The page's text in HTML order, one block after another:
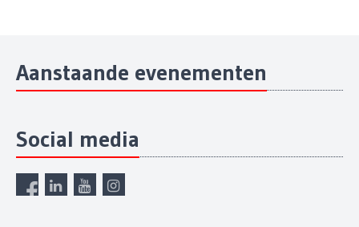
Aanstaande evenementen
Social media